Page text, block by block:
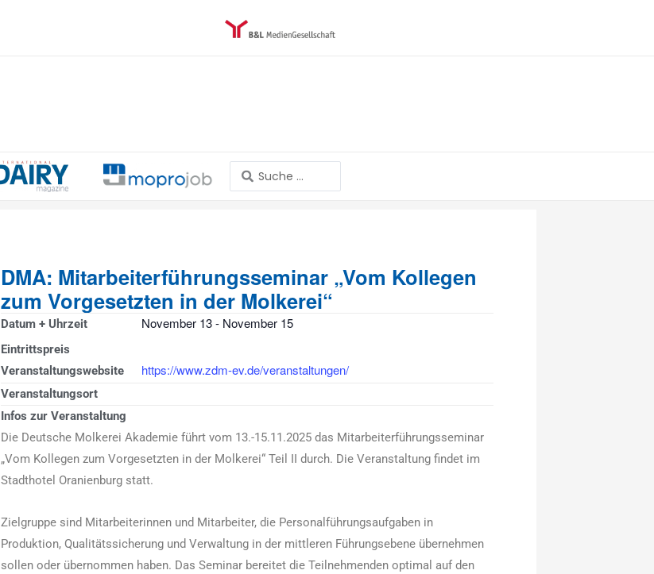
Search
...
DMA: Mitarbeiterführungsseminar „Vom Kollegen
zum Vorgesetzten in der Molkerei“
Datum + Uhrzeit November 13- November 15
Eintrittspreis
Veranstaltungswebsite
https://www.zdm-ev.de/veranstaltungen/
Veranstaltungsort
Infos zur Veranstaltung
Die Deutsche Molkerei Akademie führt vom 13.-15.11.2025 das Mitarbeiterführungsseminar
„Vom Kollegen zum Vorgesetzten in der Molkerei“ Teil II durch. Die Veranstaltung findet im
Stadthotel Oranienburg statt.
Zielgruppe sind Mitarbeiterinnen und Mitarbeiter, die Personalführungsaufgaben in
Produktion, Qualitätssicherung und Verwaltung in der mittleren Führungsebene übernehmen
sollen oder übernommen haben. Das Seminar bereitet die Teilnehmenden optimal auf den